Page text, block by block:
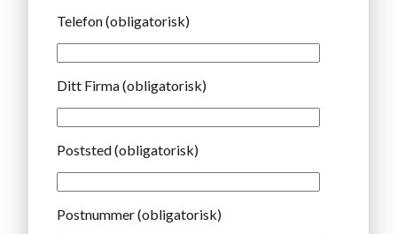
Telefon (obligatorisk)
Ditt Firma (obligatorisk)
Poststed (obligatorisk)
Postnummer (obligatorisk)